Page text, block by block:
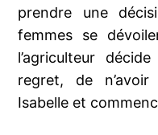
prendre une
femmes se
l’agriculteur
regret, de
Isabelle et